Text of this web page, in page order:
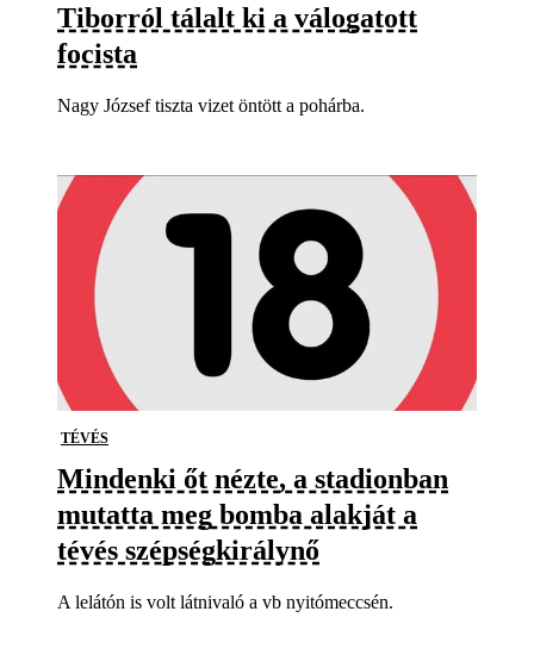
Tiborról tálalt ki a válogatott
focista
Nagy József tiszta vizet öntött a pohárba.
TÉVÉS
Mindenki őt nézte, a stadionban
mutatta meg bomba alakját a
tévés szépségkirálynő
A lelátón is volt látnivaló a vb nyitómeccsén.